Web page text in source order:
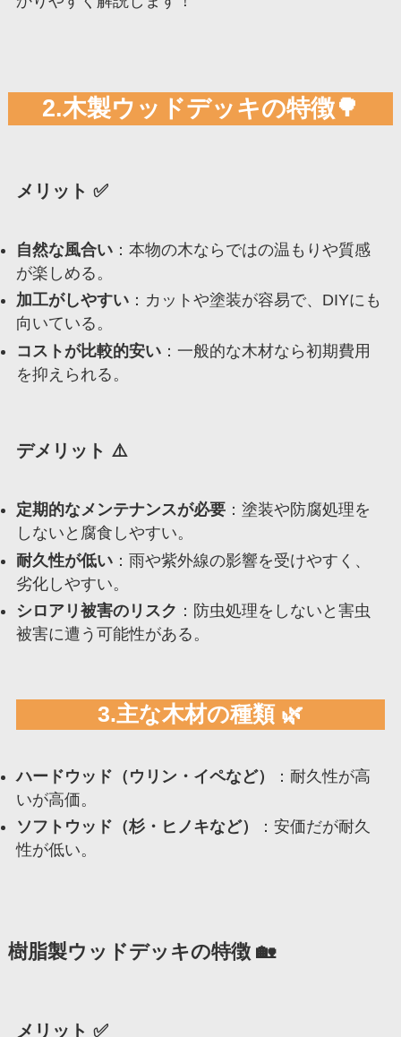
2.木製ウッドデッキの特徴🌳
メリット ✅
自然な風合い：本物の木ならではの温もりや質感
が楽しめる。
加工がしやすい：カットや塗装が容易で、DIYにも
向いている。
コストが比較的安い：一般的な木材なら初期費用
を抑えられる。
デメリット ⚠️
定期的なメンテナンスが必要：塗装や防腐処理を
しないと腐食しやすい。
耐久性が低い：雨や紫外線の影響を受けやすく、
劣化しやすい。
シロアリ被害のリスク ：防虫処理をしないと害虫
被害に遭う可能性がある。
3.主な木材の種類 🌿
ハードウッド（ウリン・イペなど）
：耐久性が高
いが高価。
ソフトウッド（杉・ヒノキなど）
：安価だが耐久
性が低い。
樹脂製ウッドデッキの特徴 🏡
メリット ✅